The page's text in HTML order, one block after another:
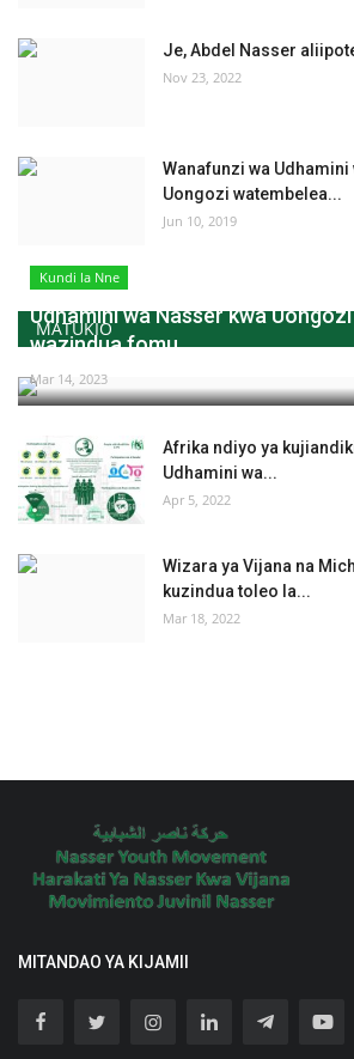
Je, Abdel Nasser
Nov 23, 2022
Wanafunzi wa Udhamini
Uongozi watembelea...
Jun 10, 2019
MATUKIO
Kundi la Nne
Udhamini wa Nasser kwa
wazindua fomu...
Mar 14, 2023
Afrika ndiyo ya
Udhamini wa...
Apr 5, 2022
Wizara ya Vijana na
kuzindua toleo la...
Mar 18, 2022
MITANDAO YA KIJAMII